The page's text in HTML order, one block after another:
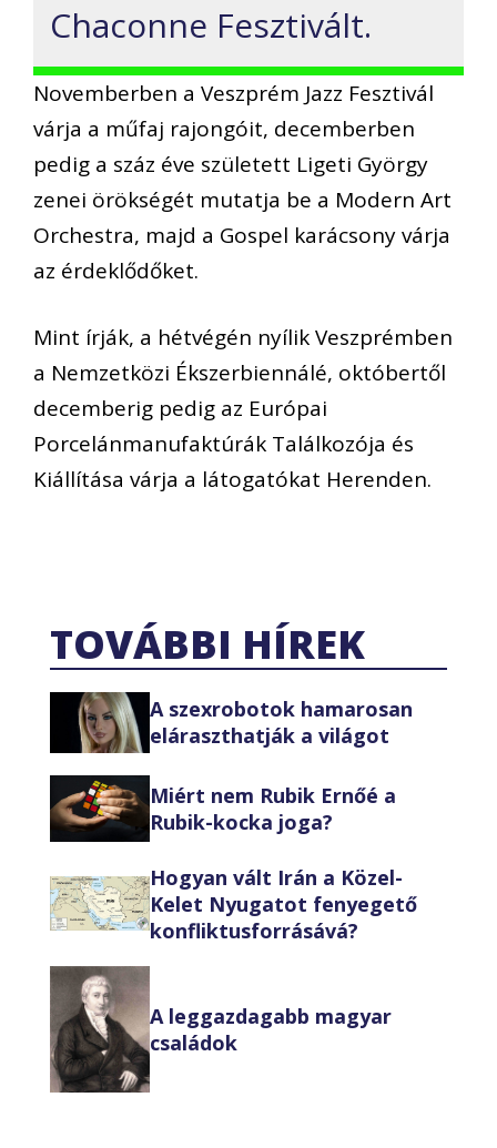
Chaconne Fesztivált.
Novemberben a Veszprém Jazz Fesztivál
várja a műfaj rajongóit, decemberben
pedig a száz éve született Ligeti György
zenei örökségét mutatja be a Modern Art
Orchestra, majd a Gospel karácsony várja
az érdeklődőket.
Mint írják, a hétvégén nyílik Veszprémben
a Nemzetközi Ékszerbiennálé, októbertől
decemberig pedig az Európai
Porcelánmanufaktúrák Találkozója és
Kiállítása várja a látogatókat Herenden.
TOVÁBBI HÍREK
A szexrobotok hamarosan
eláraszthatják a világot
Miért nem Rubik Ernőé a
Rubik-kocka joga?
Hogyan vált Irán a Közel-
Kelet Nyugatot fenyegető
konfliktusforrásává?
A leggazdagabb magyar
családok